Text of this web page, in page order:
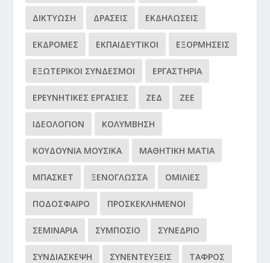
ΔΙΚΤΎΩΣΗ ΔΡΆΣΕΙΣ ΕΚΔΗΛΏΣΕΙΣ
ΕΚΔΡΟΜΈΣ ΕΚΠΑΙΔΕΥΤΙΚΟΊ ΕΞΟΡΜΉΣΕΙΣ
ΕΞΩΤΕΡΙΚΟΊ ΣΎΝΔΕΣΜΟΙ ΕΡΓΑΣΤΉΡΙΑ
ΕΡΕΥΝΗΤΙΚΈΣ ΕΡΓΑΣΊΕΣ ΖΕΔ ΖΕΕ
ΙΔΕΟΛΌΓΙΟΝ ΚΟΛΎΜΒΗΣΗ
ΚΟΥΔΟΎΝΙΑ ΜΟΥΣΙΚΆ ΜΑΘΗΤΙΚΉ ΜΑΤΙΆ
ΜΠΆΣΚΕΤ ΞΕΝΌΓΛΩΣΣΑ ΟΜΙΛΊΕΣ
ΠΟΔΌΣΦΑΙΡΟ ΠΡΟΣΚΕΚΛΗΜΈΝΟΙ
ΣΕΜΙΝΆΡΙΑ ΣΥΜΠΌΣΙΟ ΣΥΝΈΔΡΙΟ
ΣΥΝΔΙΆΣΚΕΨΗ ΣΥΝΕΝΤΕΎΞΕΙΣ ΤΆΦΡΟΣ